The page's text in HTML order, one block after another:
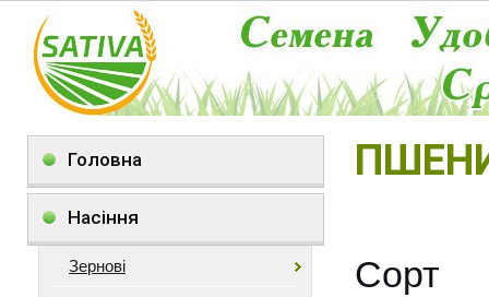
Головна
Насіння
Зернові
Сорт